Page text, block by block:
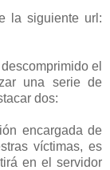
la siguiente url:
el
una serie de
dos:
encargada de
víctimas, es
en el servidor